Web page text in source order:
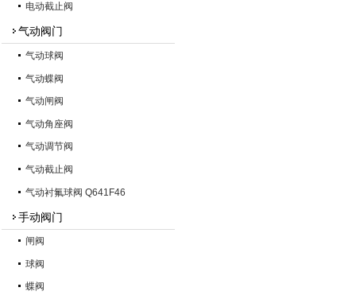
电动截止阀
气动阀门
气动球阀
气动蝶阀
气动闸阀
气动角座阀
气动调节阀
气动截止阀
气动衬氟球阀 Q641F46
手动阀门
闸阀
球阀
蝶阀